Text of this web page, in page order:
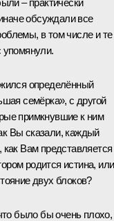
обсуждали все
в том числе и те
упомянули.
определённый
семёрка», с другой
примкнувшие к ним
Вы сказали, каждый
Вам представляется
родится истина, или
двух блоков?
было бы очень плохо,